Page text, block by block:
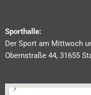
Sporthalle:
Der Sport am Mittwoch
Obernstraße 44, 31655